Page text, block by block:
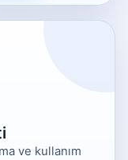
ve kullanım